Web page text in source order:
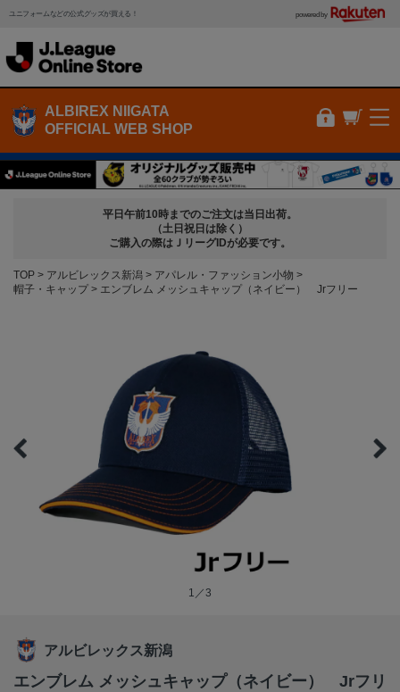
ユニフォームなどの公式グッズが買える！ powered by
ALBIREX NIIGATA
OFFICIAL WEB SHOP
平日午前10時までのご注文は当日出荷。
（土日祝日は除く）
ご購入の際はＪリーグIDが必要です。
TOP アルビレックス新潟
アパレル・ファッション小物
帽子・キャップ
エンブレム メッシュキャップ（ネイビー） Jrフリー
1／3
アルビレックス新潟
エンブレム メッシュキャップ（ネイビー） Jrフリ